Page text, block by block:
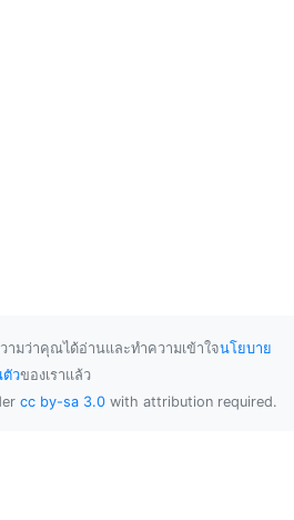
ามว่าคุณได้อ่านและทำความเข้าใจนโยบาย
ตัวของเราแล้ว
cc by-sa 3.0 with attribution required.